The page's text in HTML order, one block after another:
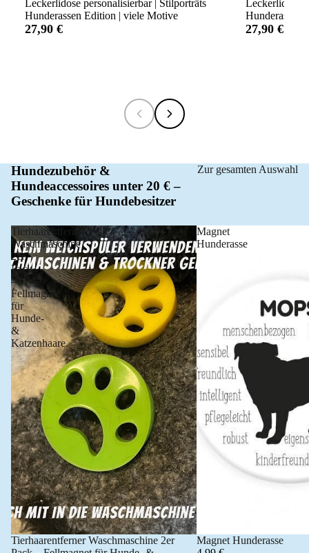
Leckerlidose personalisierbar | Stilporträts
Hunderassen Edition | viele Motive
27,90 €
Leckerlidose
Hunderassen
27,90 €
Hundezubehör &
Hundeaccessoires unter 20 € –
Geschenke für Hundebesitzer
Zur gesamten Auswahl
Tierhaarentferner
Waschmaschine
2er
Pack
–
Fellmagnet
für
Hunde-
&
Katzenhaare
Angebot 🐾
Tierhaarentferner Waschmaschine 2er
Magnet
Hunderasse
Magnet Hunderasse